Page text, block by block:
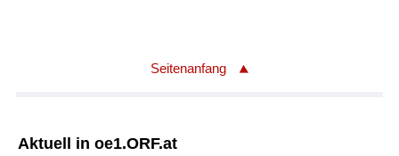
Seitenanfang
Aktuell in oe1.ORF.at